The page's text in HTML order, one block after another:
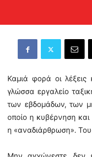
Καμιά φορά οι λέξεις
γλώσσα εργαλείο
των εβδομάδων, των
οποίο η κυβέρνηση
η «αναδιάρθρωση».